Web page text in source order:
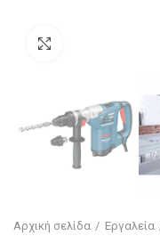
Αρχική σελίδα Εργαλεία